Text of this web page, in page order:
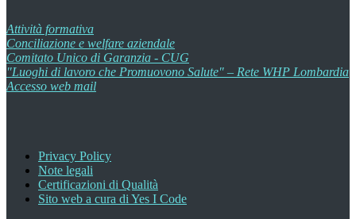
Attività formativa
Conciliazione e welfare aziendale
Comitato Unico di Garanzia - CUG
"Luoghi di lavoro che Promuovono Salute" – Rete WHP Lombardia
Accesso web mail
Privacy Policy
Note legali
Certificazioni di Qualità
Sito web a cura di Yes I Code